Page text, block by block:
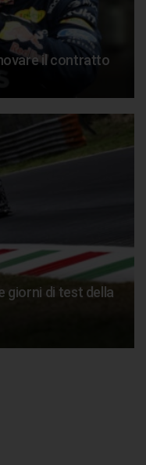
il contratto
giorni di test della